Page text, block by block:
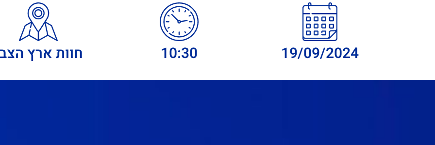
19/09/2024
10:30 חוות ארץ